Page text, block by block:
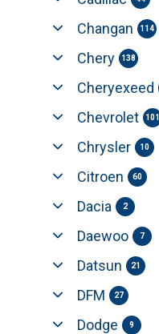
Changan 114
Chery 138
Cheryexeed
Chevrolet 101
Chrysler 10
Citroen 60
Dacia 2
Daewoo 7
Datsun 21
DFM 27
Dodge 9